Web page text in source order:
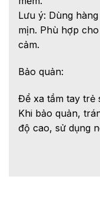
Lưu ý: Dùng
mịn. Phù hợp
cảm.
Bảo quản:
Để xa tầm tay trẻ
Khi bảo quản,
độ cao, sử dụng